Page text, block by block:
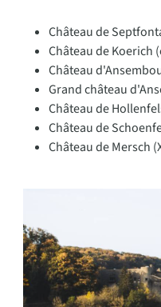
Château de
Château de Koerich
Château
Grand château
Château de
Château de
Château de Mersch